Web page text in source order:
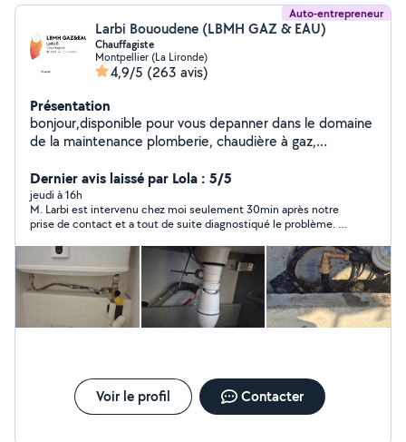
Auto-entrepreneur
Larbi Bououdene (LBMH GAZ & EAU)
Chauffagiste
Montpellier (La Lironde)
4,9/5 (263 avis)
Présentation
bonjour,disponible pour vous depanner dans le domaine
de la maintenance plomberie, chaudière à gaz,
sdb . Réparation fuite d'eau. Remplacement mécanisme
wc.
Dernier avis laissé par Lola : 5/5
jeudi à 16h
M. Larbi est intervenu chez moi seulement 30min après notre
prise de contact et a tout de suite diagnostiqué le problème. Il
fournisseur au cours de son intervention, et a solutionné très
rapidement la fuite d’eau, tout en m’expliquant et me
conseillant pour l’entretien. Je recommande pour la qualité de
la prestation, la réactivité et le prix.
Voir le profil Contacter